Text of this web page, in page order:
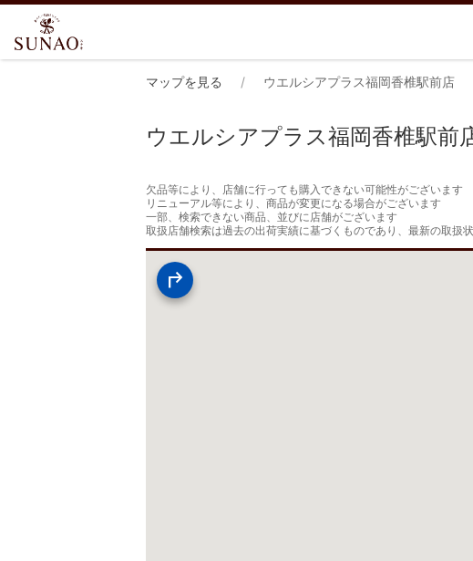
マップを見る ウエルシアプラス福岡香椎駅前店
ウエルシアプラス福岡香椎駅前
欠品等により、店舗に行っても購入できない可能性がございます
リニューアル等により、商品が変更になる場合がございます
一部、検索できない商品、並びに店舗がございます
取扱店舗検索は過去の出荷実績に基づくものであり、最新の取扱